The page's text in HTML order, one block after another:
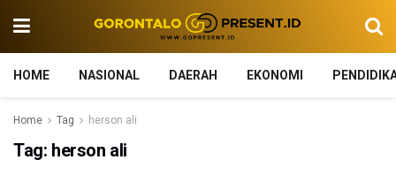
HOME NASIONAL DAERAH EKONOMI
Home Tag herson ali
Tag: herson ali